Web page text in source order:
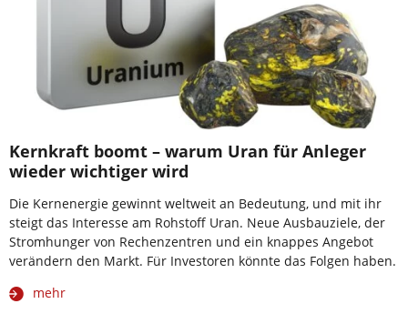
Kernkraft boomt – warum Uran für Anleger
wieder wichtiger wird
Die Kernenergie gewinnt weltweit an Bedeutung, und mit ihr
steigt das Interesse am Rohstoff Uran. Neue Ausbauziele, der
Stromhunger von Rechenzentren und ein knappes Angebot
verändern den Markt. Für Investoren könnte das Folgen haben.
mehr